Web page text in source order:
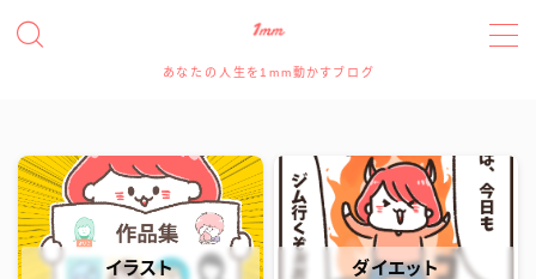
あなたの人生を1mm動かすブログ
たっつんのプロフィールと実績について
アイコン、アイキャッチイラスト、ヘッダー、図解イラ
ストの依頼について
イラスト ダイエット